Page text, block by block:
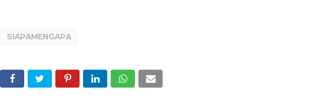
SIAPAMENGAPA